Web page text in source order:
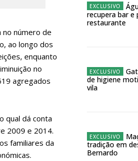
este serviço público!
ASSINATURA
DIGITAL ANUAL
16
12 meses
no número de
ao longo dos
enquanto
no
agregados
qual dá conta
2009 e 2014.
familiares da
recupera bar e
restaurante
de higiene
vila
tradição em
Bernardo